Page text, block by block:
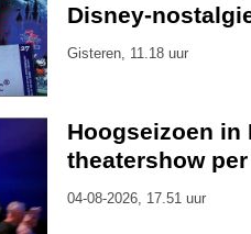
Disney-
Gisteren, 11.18 uur
Hoogseizoen in
theatershow
04-08-2026, 17.51 uur